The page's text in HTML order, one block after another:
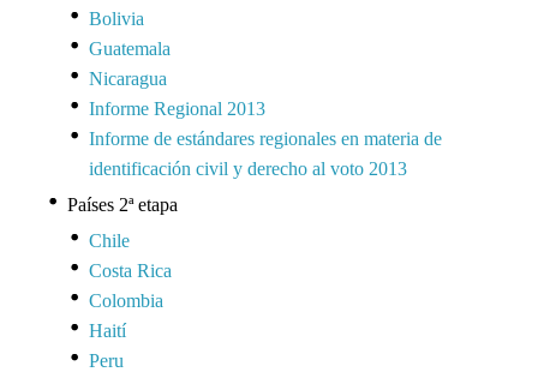
Bolivia
Guatemala
Nicaragua
Informe Regional 2013
Informe de estándares regionales en materia de
identificación civil y derecho al voto 2013
Países 2ª etapa
Chile
Costa Rica
Colombia
Haití
Peru